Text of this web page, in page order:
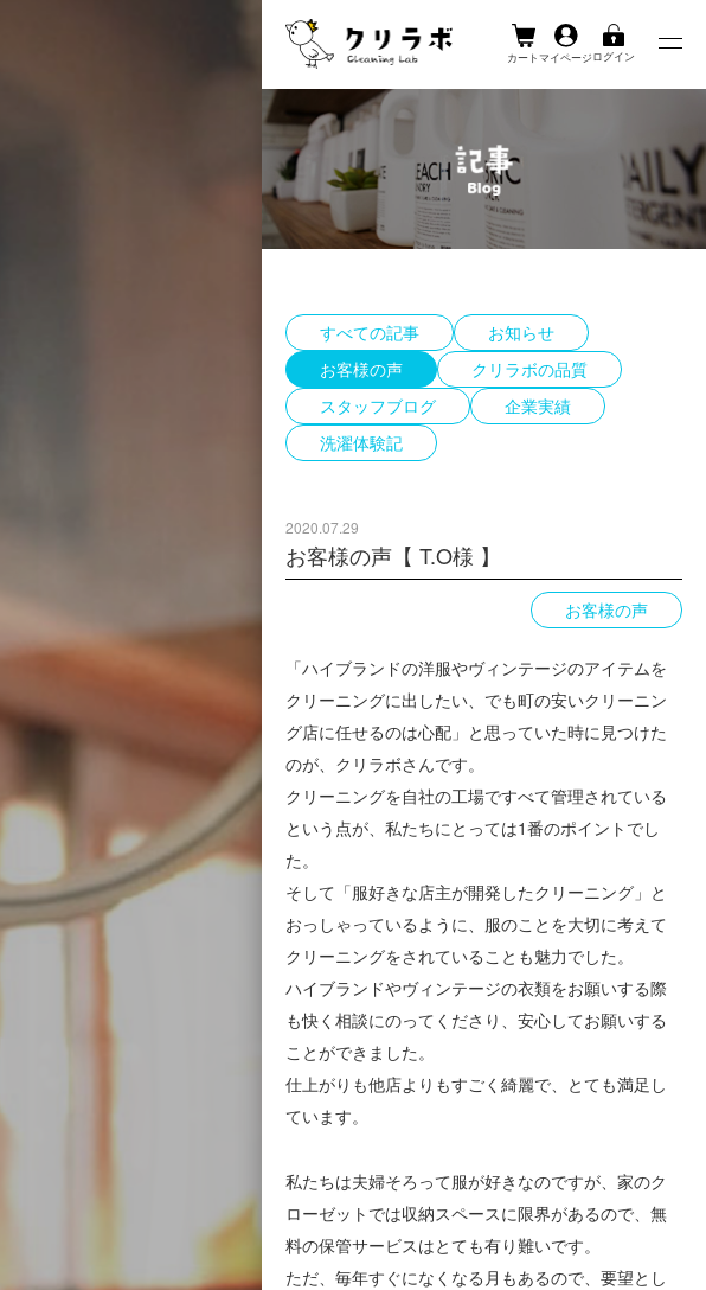
to
content
カートマイページログイン
すべての記事
お知らせ
お客様の声
クリラボの品質
スタッフブログ
企業実績
洗濯体験記
2020.07.29
お客様の声【 T.O様 】
お客様の声
「ハイブランドの洋服やヴィンテージのアイテムを
クリーニングに出したい、でも町の安いクリーニン
グ店に任せるのは心配」と思っていた時に見つけた
のが、クリラボさんです。
クリーニングを自社の工場ですべて管理されている
という点が、私たちにとっては1番のポイントでし
た。
そして「服好きな店主が開発したクリーニング」と
おっしゃっているように、服のことを大切に考えて
クリーニングをされていることも魅力でした。
ハイブランドやヴィンテージの衣類をお願いする際
も快く相談にのってくださり、安心してお願いする
ことができました。
仕上がりも他店よりもすごく綺麗で、とても満足し
ています。
私たちは夫婦そろって服が好きなのですが、家のク
ローゼットでは収納スペースに限界があるので、無
料の保管サービスはとても有り難いです。
ただ、毎年すぐになくなる月もあるので、要望とし